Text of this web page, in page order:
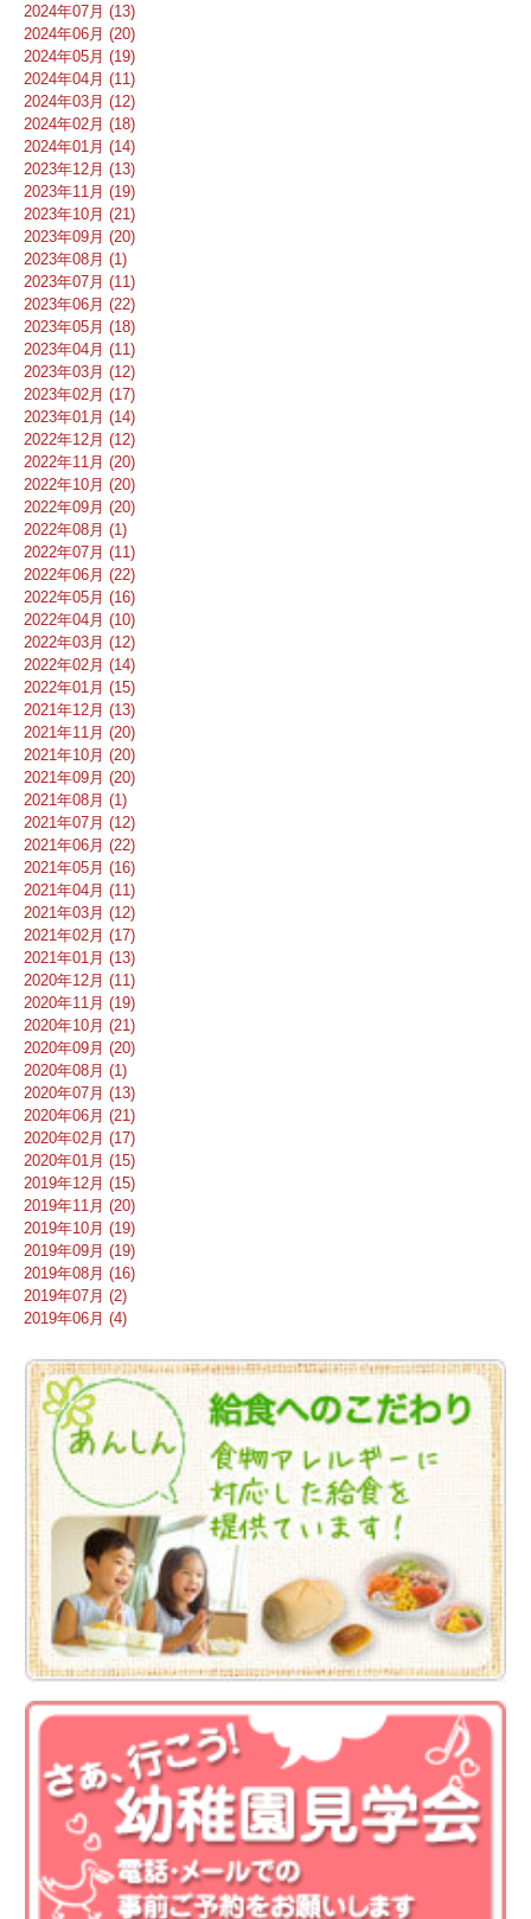
2024年07月 (13)
2024年06月 (20)
2024年05月 (19)
2024年04月 (11)
2024年03月 (12)
2024年02月 (18)
2024年01月 (14)
2023年12月 (13)
2023年11月 (19)
2023年10月 (21)
2023年09月 (20)
2023年08月 (1)
2023年07月 (11)
2023年06月 (22)
2023年05月 (18)
2023年04月 (11)
2023年03月 (12)
2023年02月 (17)
2023年01月 (14)
2022年12月 (12)
2022年11月 (20)
2022年10月 (20)
2022年09月 (20)
2022年08月 (1)
2022年07月 (11)
2022年06月 (22)
2022年05月 (16)
2022年04月 (10)
2022年03月 (12)
2022年02月 (14)
2022年01月 (15)
2021年12月 (13)
2021年11月 (20)
2021年10月 (20)
2021年09月 (20)
2021年08月 (1)
2021年07月 (12)
2021年06月 (22)
2021年05月 (16)
2021年04月 (11)
2021年03月 (12)
2021年02月 (17)
2021年01月 (13)
2020年12月 (11)
2020年11月 (19)
2020年10月 (21)
2020年09月 (20)
2020年08月 (1)
2020年07月 (13)
2020年06月 (21)
2020年02月 (17)
2020年01月 (15)
2019年12月 (15)
2019年11月 (20)
2019年10月 (19)
2019年09月 (19)
2019年08月 (16)
2019年07月 (2)
2019年06月 (4)